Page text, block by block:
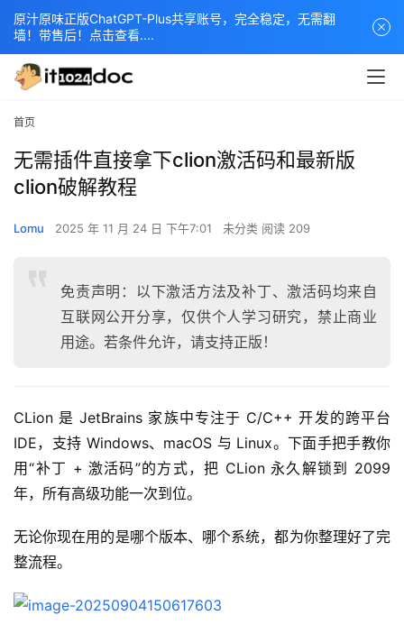
首页
无需插件直接拿下clion激活码和最新版
clion破解教程
Lomu 2025 年 11 月 24 日 下午7:01 未分类 阅读 209
免责声明：以下激活方法及补丁、激活码均来自
互联网公开分享，仅供个人学习研究，禁止商业
用途。若条件允许，请支持正版！
CLion 是 JetBrains 家族中专注于 C/C++ 开发的跨平台
IDE，支持 Windows、macOS 与 Linux。下面手把手教你
用“补丁 + 激活码”的方式，把 CLion 永久解锁到 2099
年，所有高级功能一次到位。
无论你现在用的是哪个版本、哪个系统，都为你整理好了完
整流程。
原汁原味正版ChatGPT-Plus共享账号，完全稳定，无需翻
墙！带售后！点击查看....